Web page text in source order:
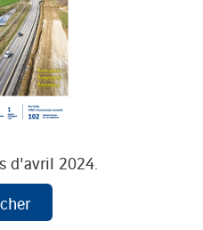
d'avril 2024.